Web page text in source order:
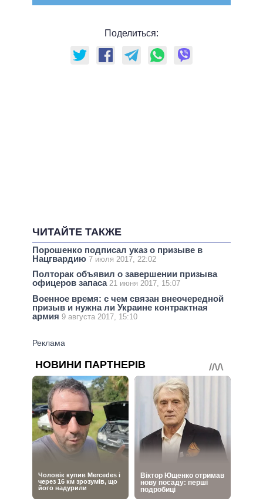
Поделиться:
ЧИТАЙТЕ ТАКЖЕ
Порошенко подписал указ о призыве в
Нацгвардию 7 июля 2017, 22:02
Полторак объявил о завершении призыва
офицеров запаса 21 июня 2017, 15:07
Военное время: с чем связан внеочередной
призыв и нужна ли Украине контрактная
армия 9 августа 2017, 15:10